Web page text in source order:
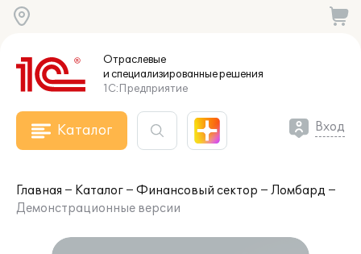
Отраслевые
и специализированныерешения
1С:Предприятие
Каталог Вход
Главная Каталог Финансовый сектор
Ломбард
Демонстрационные версии